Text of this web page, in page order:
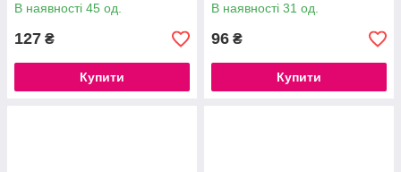
В наявності 45 од.
127 ₴
Купити
В наявності 31 од.
96 ₴
Купити